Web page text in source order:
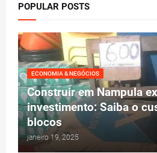
POPULAR POSTS
ECONOMIA & NEGÓCIOS
Construir em Nampula
investimento: Saiba o
blocos
janeiro 19, 2025